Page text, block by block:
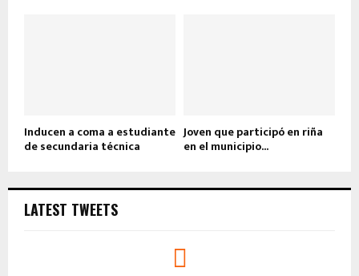
Inducen a coma a estudiante
de secundaria técnica
Joven que participó en riña
en el municipio...
LATEST TWEETS